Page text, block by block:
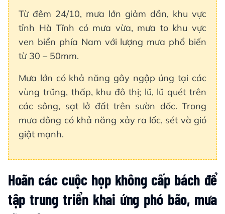
Từ đêm 24/10, mưa lớn giảm dần, khu vực
tỉnh Hà Tĩnh có mưa vừa, mưa to khu vực
ven biển phía Nam với lượng mưa phổ biến
từ 30 – 50mm.
Mưa lớn có khả năng gây ngập úng tại các
vùng trũng, thấp, khu đô thị; lũ, lũ quét trên
các sông, sạt lở đất trên sườn dốc. Trong
mưa dông có khả năng xảy ra lốc, sét và gió
giật mạnh.
Hoãn các cuộc họp không cấp bách để
tập trung triển khai ứng phó bão, mưa